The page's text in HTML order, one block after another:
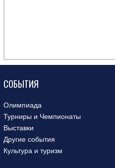
СОБЫТИЯ
Олимпиада
Турниры и Чемпионаты
Выставки
Другие события
Культура и туризм